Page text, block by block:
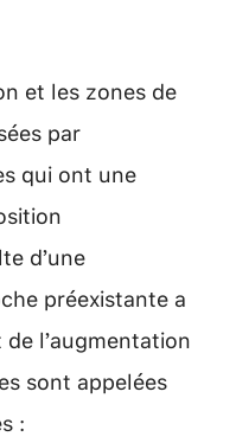
et les zones de
par
qui ont une
d’une
préexistante a
l’augmentation
sont appelées
: